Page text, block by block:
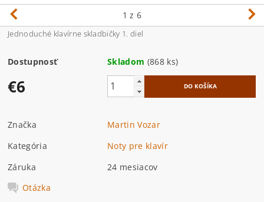
1 z 6
Jednoduché klavírne skladbičky 1. diel
Dostupnosť Skladom (868 ks)
€6
Značka
Martin Vozar
Kategória
Noty pre klavír
Záruka
24 mesiacov
Otázka